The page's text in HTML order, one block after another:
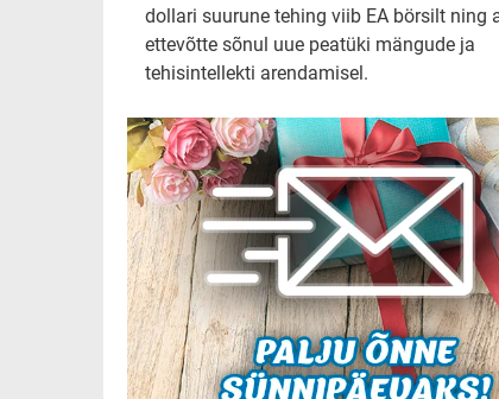
dollari suurune tehing viib EA börsilt ning
ettevõtte sõnul uue peatüki mängude ja
tehisintellekti arendamisel.